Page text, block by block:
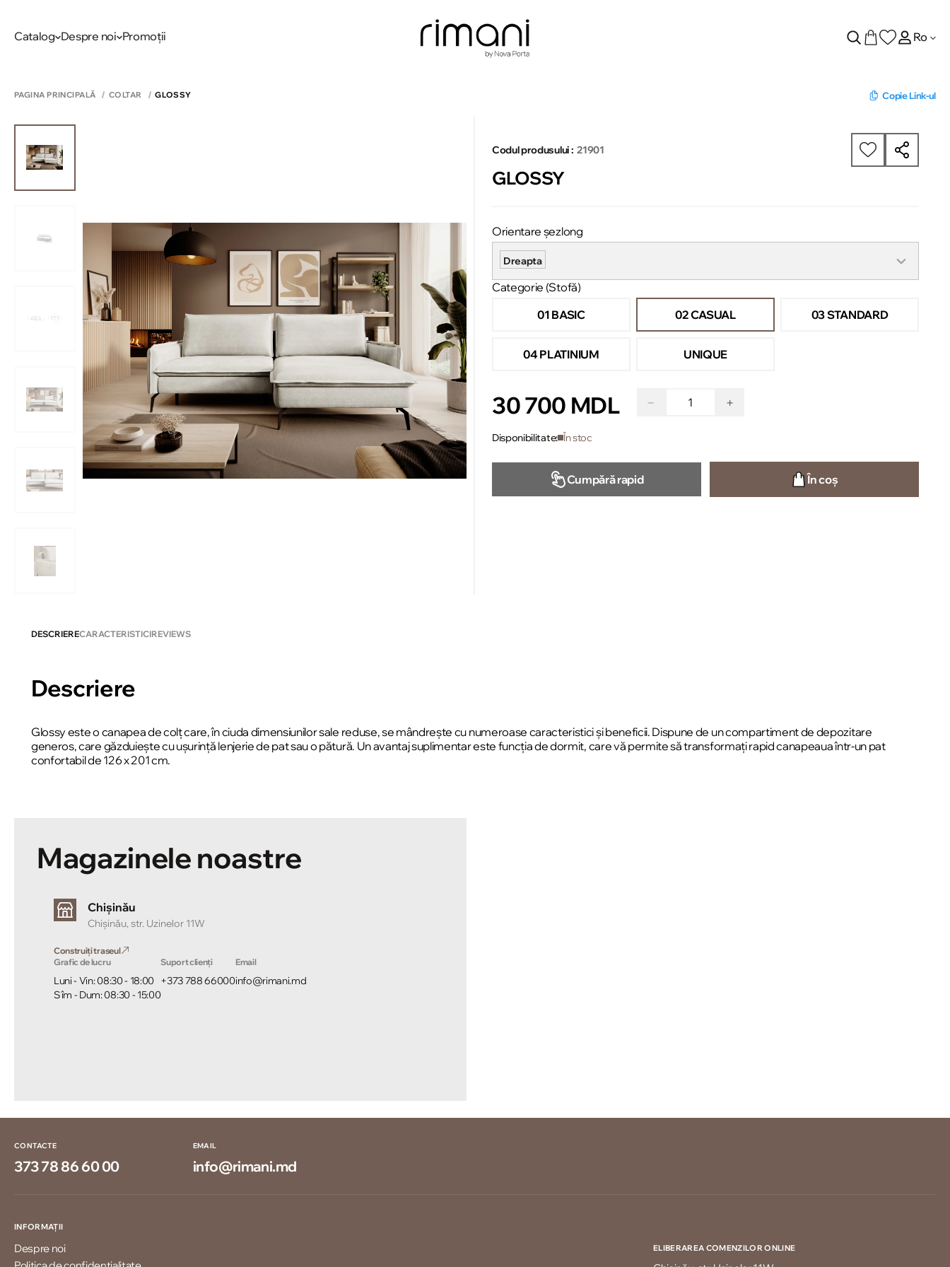
Catalog Despre noi Promoții Ro
PAGINA PRINCIPALĂ COLTAR GLOSSY Copie Link-ul
Codul produsului : 21901
GLOSSY
Orientare șezlong
Dreapta
Categorie (Stofă)
01 BASIC
02 CASUAL 03 STANDARD
04 PLATINIUM UNIQUE
30 700 MDL − +
Disponibilitate: În stoc
Cumpără rapid În coș
DESCRIERECARACTERISTICIREVIEWS
Descriere
Glossy este o canapea de colț care, în ciuda dimensiunilor sale reduse, se mândrește cu numeroase caracteristici și beneficii. Dispune de un compartiment de depozitare
generos, care găzduiește cu ușurință lenjerie de pat sau o pătură. Un avantaj suplimentar este funcția de dormit, care vă permite să transformați rapid canapeaua într-un pat
confortabil de 126 x 201 cm.
Magazinele noastre
Chișinău
Chișinău, str. Uzinelor 11W
Construiți traseul
Grafic de lucru
Luni - Vin: 08:30 - 18:00
Sîm - Dum: 08:30 - 15:00
Suport clienți
+373 788 66000
Email
info@rimani.md
CONTACTE
373 78 86 60 00
EMAIL
info@rimani.md
INFORMAȚII
Despre noi
ELIBERAREA COMENZILOR ONLINE